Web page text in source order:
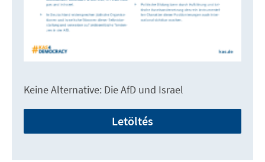
Keine Alternative: Die AfD und Israel
Letöltés